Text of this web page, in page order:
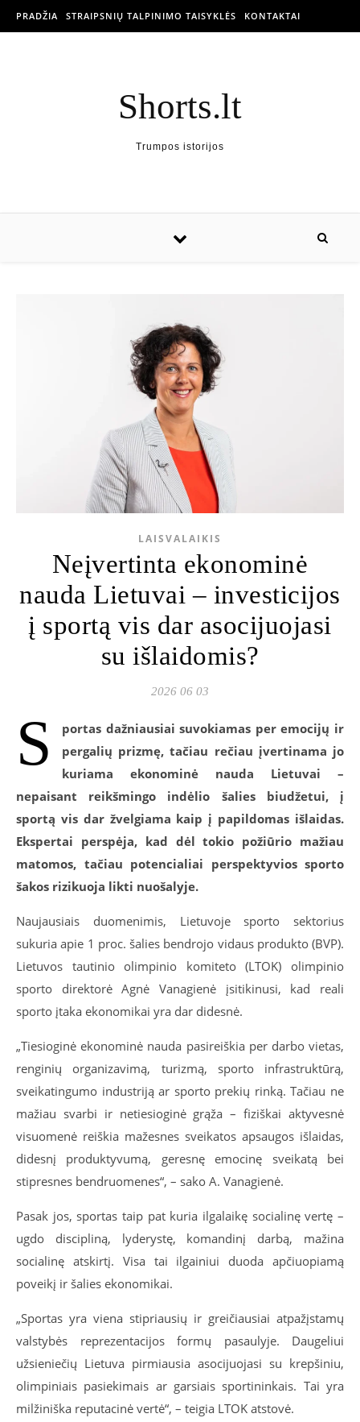
PRADŽIA STRAIPSNIŲ TALPINIMO TAISYKLĖS KONTAKTAI
Shorts.lt
Trumpos istorijos
LAISVALAIKIS
Neįvertinta ekonominė
nauda Lietuvai – investicijos
į sportą vis dar asocijuojasi
su išlaidomis?
2026 06 03
S
portas dažniausiai suvokiamas per emocijų ir
pergalių prizmę, tačiau rečiau įvertinama jo
kuriama ekonominė nauda Lietuvai –
nepaisant reikšmingo indėlio šalies biudžetui, į
sportą vis dar žvelgiama kaip į papildomas išlaidas.
Ekspertai perspėja, kad dėl tokio požiūrio mažiau
matomos, tačiau potencialiai perspektyvios sporto
šakos rizikuoja likti nuošalyje.
Naujausiais duomenimis, Lietuvoje sporto sektorius
sukuria apie 1 proc. šalies bendrojo vidaus produkto (BVP).
Lietuvos tautinio olimpinio komiteto (LTOK) olimpinio
sporto direktorė Agnė Vanagienė įsitikinusi, kad reali
sporto įtaka ekonomikai yra dar didesnė.
„Tiesioginė ekonominė nauda pasireiškia per darbo vietas,
renginių organizavimą, turizmą, sporto infrastruktūrą,
sveikatingumo industriją ar sporto prekių rinką. Tačiau ne
mažiau svarbi ir netiesioginė grąža – fiziškai aktyvesnė
visuomenė reiškia mažesnes sveikatos apsaugos išlaidas,
didesnį produktyvumą, geresnę emocinę sveikatą bei
stipresnes bendruomenes“, – sako A. Vanagienė.
Pasak jos, sportas taip pat kuria ilgalaikę socialinę vertę –
ugdo discipliną, lyderystę, komandinį darbą, mažina
socialinę atskirtį. Visa tai ilgainiui duoda apčiuopiamą
poveikį ir šalies ekonomikai.
„Sportas yra viena stipriausių ir greičiausiai atpažįstamų
valstybės reprezentacijos formų pasaulyje. Daugeliui
užsieniečių Lietuva pirmiausia asocijuojasi su krepšiniu,
olimpiniais pasiekimais ar garsiais sportininkais. Tai yra
milžiniška reputacinė vertė“, – teigia LTOK atstovė.